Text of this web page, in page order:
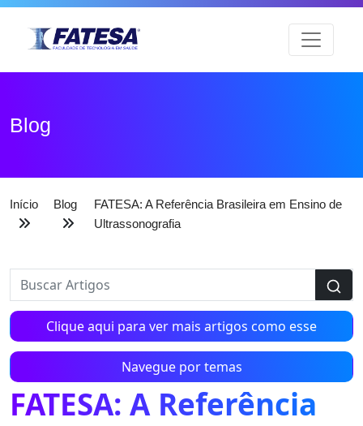
Blog
Início Blog
FATESA: A Referência Brasileira em Ensino de
Ultrassonografia
Clique aqui para ver mais artigos como esse
Navegue por temas
FATESA: A Referência